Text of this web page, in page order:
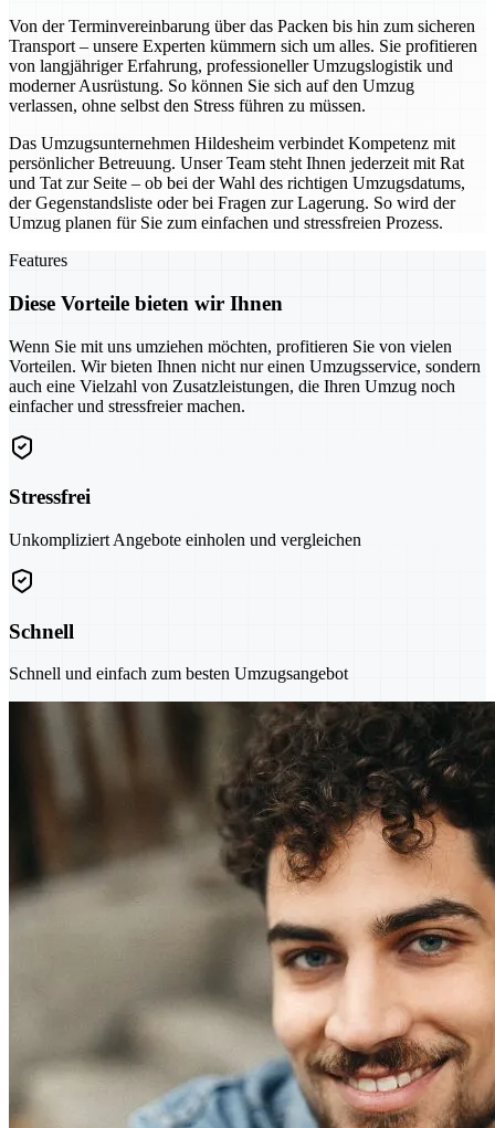
Von der Terminvereinbarung über das Packen bis hin zum sicheren
Transport – unsere Experten kümmern sich um alles. Sie profitieren
von langjähriger Erfahrung, professioneller Umzugslogistik und
moderner Ausrüstung. So können Sie sich auf den Umzug
verlassen, ohne selbst den Stress führen zu müssen.
Das Umzugsunternehmen Hildesheim verbindet Kompetenz mit
persönlicher Betreuung. Unser Team steht Ihnen jederzeit mit Rat
und Tat zur Seite – ob bei der Wahl des richtigen Umzugsdatums,
der Gegenstandsliste oder bei Fragen zur Lagerung. So wird der
Umzug planen für Sie zum einfachen und stressfreien Prozess.
Features
Diese Vorteile bieten wir Ihnen
Wenn Sie mit uns umziehen möchten, profitieren Sie von vielen
Vorteilen. Wir bieten Ihnen nicht nur einen Umzugsservice, sondern
auch eine Vielzahl von Zusatzleistungen, die Ihren Umzug noch
einfacher und stressfreier machen.
Stressfrei
Unkompliziert Angebote einholen und vergleichen
Schnell
Schnell und einfach zum besten Umzugsangebot